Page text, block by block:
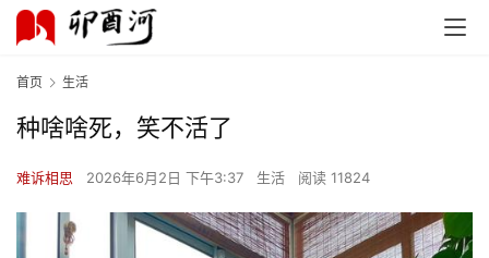
首页 生活
种啥啥死，笑不活了
难诉相思 2026年6月2日 下午3:37 生活 阅读 11824